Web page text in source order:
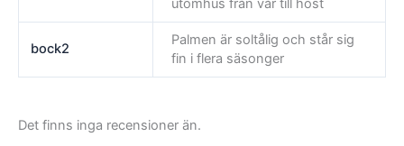
utomhus från vår till höst
bock2
Palmen är soltålig och står sig
fin i flera säsonger
Det finns inga recensioner än.